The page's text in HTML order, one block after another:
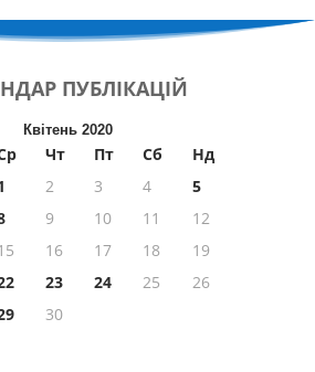
ПУБЛІКАЦІЙ
Квітень 2020
Чт Пт Сб
Нд
2 3 4
5
9 10 11
12
16 17 18
19
23 24 25
26
30